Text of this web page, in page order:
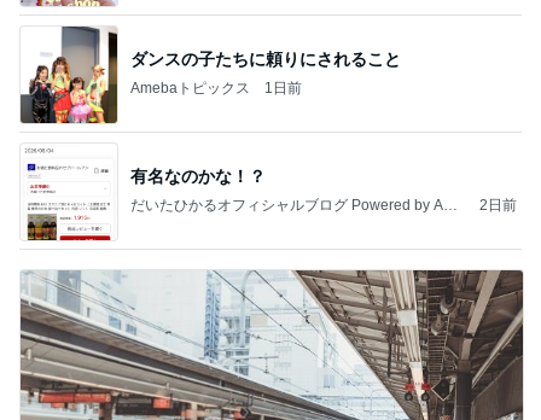
ダンスの子たちに頼りにされること
Amebaトピックス 1日前
有名なのかな！？
だいたひかるオフィシャルブログ Powered by Ame
2日前